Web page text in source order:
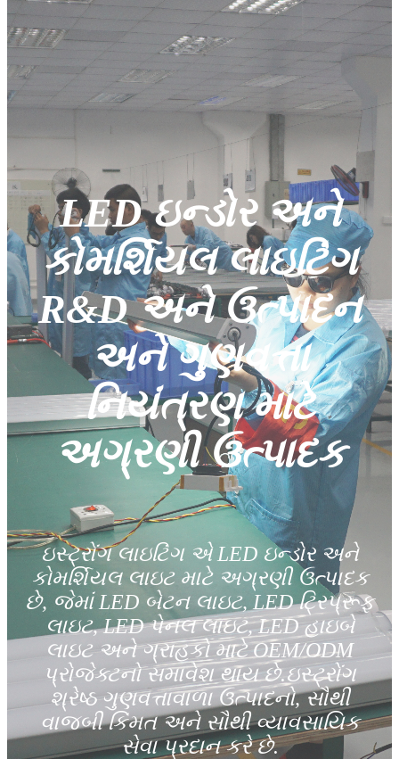
LED ઇન્ડોર અને
કોમર્શિયલ લાઇટિંગ
R&D અને ઉત્પાદન
અને ગુણવત્તા
નિયંત્રણ માટે
અગ્રણી ઉત્પાદક
ઇસ્ટ્રોંગ લાઇટિંગ એ LED ઇન્ડોર અને
કોમર્શિયલ લાઇટ માટે અગ્રણી ઉત્પાદક
છે, જેમાં LED બેટન લાઇટ, LED ટ્રિપ્રૂફ
લાઇટ, LED પેનલ લાઇટ, LED હાઇબે
લાઇટ અને ગ્રાહકો માટે OEM/ODM
પ્રોજેક્ટનો સમાવેશ થાય છે.ઇસ્ટ્રોંગ
શ્રેષ્ઠ ગુણવત્તાવાળા ઉત્પાદનો, સૌથી
વાજબી કિંમત અને સૌથી વ્યાવસાયિક
સેવા પ્રદાન કરે છે.